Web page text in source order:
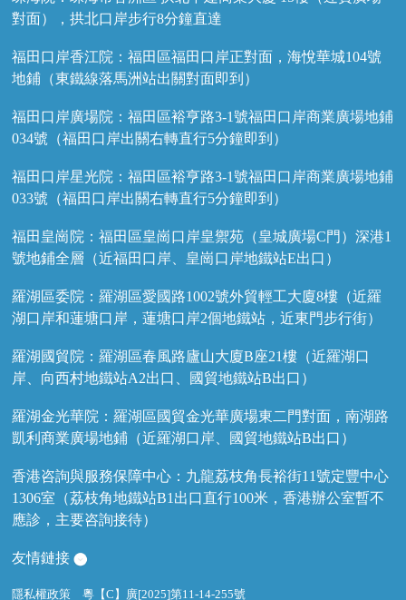
對面），拱北口岸步行8分鐘直達
福田口岸香江院：福田區福田口岸正對面，海悅華城104號
地鋪（東鐵線落馬洲站出關對面即到）
福田口岸廣場院：福田區裕亨路3-1號福田口岸商業廣場地鋪
034號（福田口岸出關右轉直行5分鐘即到）
福田口岸星光院：福田區裕亨路3-1號福田口岸商業廣場地鋪
033號（福田口岸出關右轉直行5分鐘即到）
福田皇崗院：福田區皇崗口岸皇禦苑（皇城廣場C門）深港1
號地鋪全層（近福田口岸、皇崗口岸地鐵站E出口）
羅湖區委院：羅湖區愛國路1002號外貿輕工大廈8樓（近羅
湖口岸和蓮塘口岸，蓮塘口岸2個地鐵站，近東門步行街）
羅湖國貿院：羅湖區春風路廬山大廈B座21樓（近羅湖口
岸、向西村地鐵站A2出口、國貿地鐵站B出口）
羅湖金光華院：羅湖區國貿金光華廣場東二門對面，南湖路
凱利商業廣場地鋪（近羅湖口岸、國貿地鐵站B出口）
香港咨詢與服務保障中心：九龍荔枝角長裕街11號定豐中心
1306室（荔枝角地鐵站B1出口直行100米，香港辦公室暫不
應診，主要咨詢接待）
友情鏈接
隱私權政策 粵【C】廣[2025]第11-14-255號